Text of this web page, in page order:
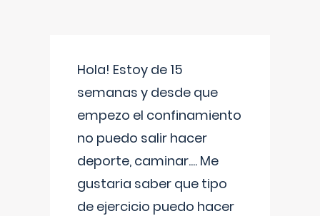
Hola! Estoy de 15
semanas y desde que
empezo el confinamiento
no puedo salir hacer
deporte, caminar.... Me
gustaria saber que tipo
de ejercicio puedo hacer